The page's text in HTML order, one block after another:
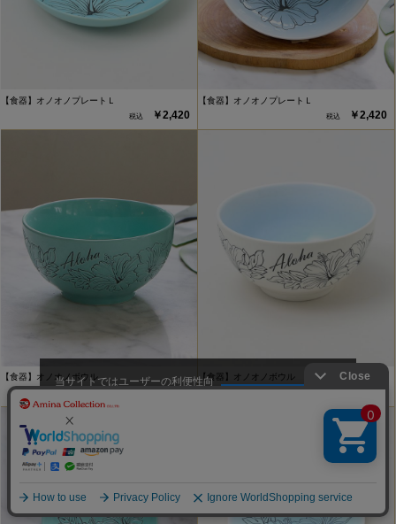
【食器】オノオノプレートＬ
￥2,420
【食器】オノオノプレートＬ
￥2,420
【食器】オノオノボウル
￥1,760
【食器】オノオノボウル
￥1,760
当サイトではユーザーの利便性向